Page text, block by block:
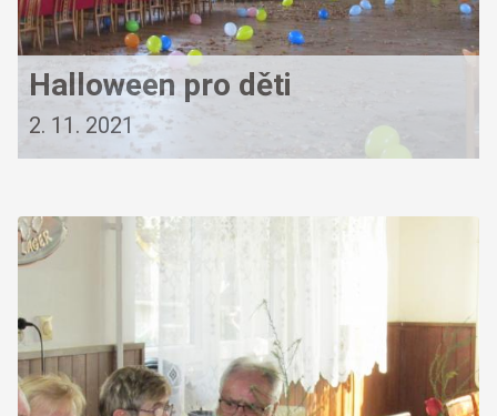
Halloween pro děti
2. 11. 2021